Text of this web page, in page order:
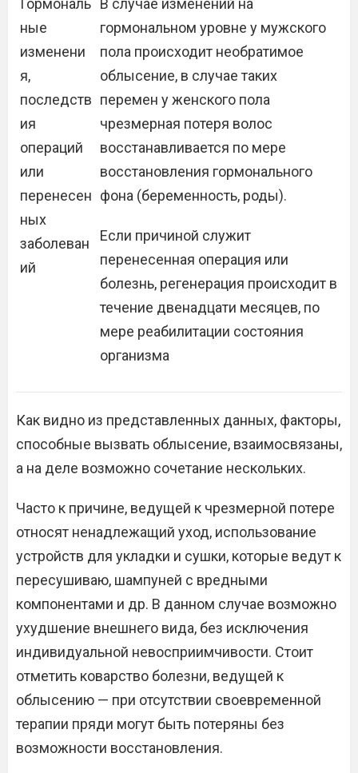
Гормональ
ные
изменени
я,
последств
ия
операций
или
перенесен
ных
заболеван
ий
В случае изменений на
гормональном уровне у мужского
пола происходит необратимое
облысение, в случае таких
перемен у женского пола
чрезмерная потеря волос
восстанавливается по мере
восстановления гормонального
фона (беременность, роды).
Если причиной служит
перенесенная операция или
болезнь, регенерация происходит в
течение двенадцати месяцев, по
мере реабилитации состояния
организма
Как видно из представленных данных, факторы,
способные вызвать облысение, взаимосвязаны,
а на деле возможно сочетание нескольких.
Часто к причине, ведущей к чрезмерной потере
относят ненадлежащий уход, использование
устройств для укладки и сушки, которые ведут к
пересушиваю, шампуней с вредными
компонентами и др. В данном случае возможно
ухудшение внешнего вида, без исключения
индивидуальной невосприимчивости. Стоит
отметить коварство болезни, ведущей к
облысению — при отсутствии своевременной
терапии пряди могут быть потеряны без
возможности восстановления.